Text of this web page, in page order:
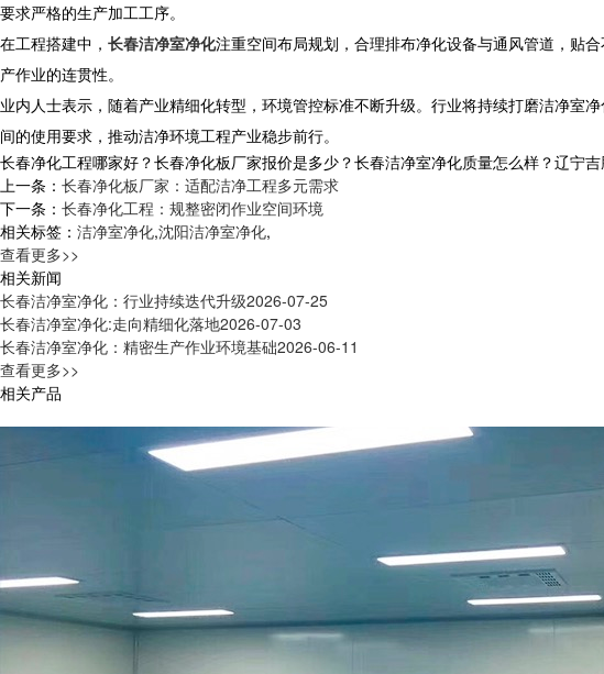
要求严格的生产加工工序。
在工程搭建中， 长春洁净室净化注重空间布局规划，合理排布净化设备与通风管道，贴
产作业的连贯性。
业内人士表示，随着产业精细化转型，环境管控标准不断升级。行业将持续打磨洁净室
间的使用要求，推动洁净环境工程产业稳步前行。
长春净化工程哪家好？长春净化板厂家报价是多少？长春洁净室净化质量怎么样？辽
上一条： 长春净化板厂家：适配洁净工程多元需求
下一条： 长春净化工程：规整密闭作业空间环境
相关标签： 洁净室净化,沈阳洁净室净化,
查看更多>>
相关新闻
长春洁净室净化：行业持续迭代升级2026-07-25
长春洁净室净化:走向精细化落地2026-07-03
长春洁净室净化：精密生产作业环境基础2026-06-11
查看更多>>
相关产品